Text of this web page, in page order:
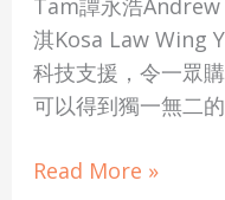
Tam譚永浩
淇Kosa Law Wing
科技支援，令一眾
可以得到獨一無二的
Read More »